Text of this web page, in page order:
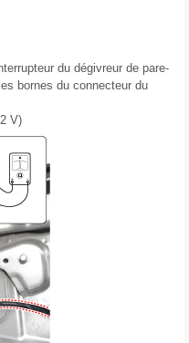
du dégivreur de pare-
bornes du connecteur du
V)